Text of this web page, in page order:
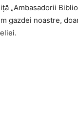
„Ambasadorii
gazdei noastre,